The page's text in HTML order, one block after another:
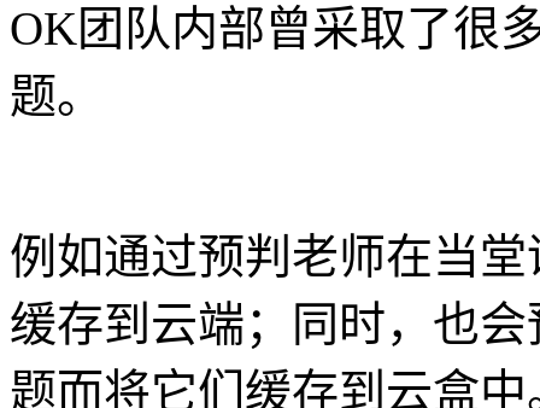
OK团队内部曾采取了很
题。
例如通过预判老师在当
缓存到云端；同时，也
题而将它们缓存到云盒